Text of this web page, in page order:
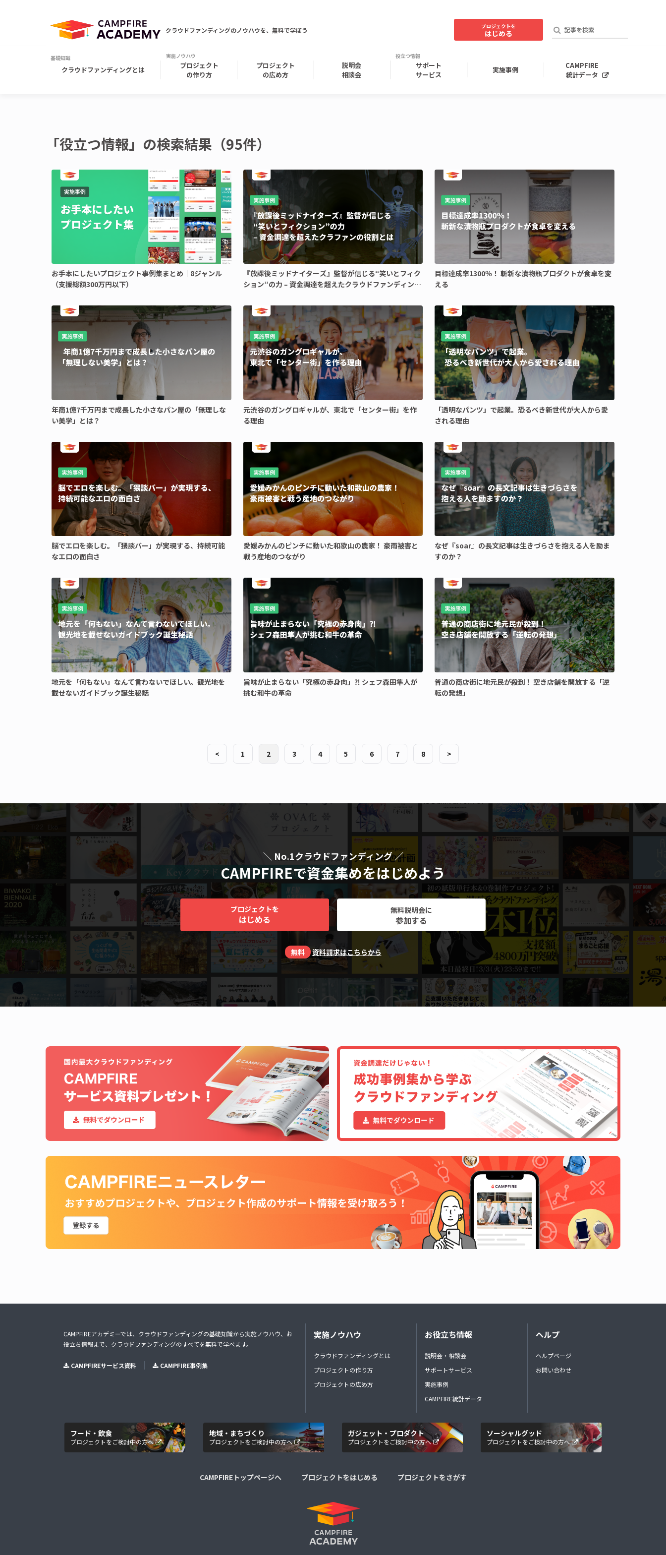
クラウドファンディングのノウハウを、無料で学ぼう プロジェクトを
はじめる
クラウドファンディングとは
プロジェクト
の作り方
プロジェクト
の広め方
説明会
相談会
サポート
サービス
実施事例
CAMPFIRE
統計データ
「役立つ情報」の検索結果（95件）
お手本にしたいプロジェクト事例集まとめ｜8ジャンル
（支援総額300万円以下）
『放課後ミッドナイターズ』監督が信じる“笑いとフィク
ション”の力 – 資金調達を超えたクラウドファンディング
目標達成率1300％！ 斬新な漬物瓶プロダクトが食卓を変
える
年商1億7千万円まで成長した小さなパン屋の「無理しな
い美学」とは？
元渋谷のガングロギャルが、東北で「センター街」を作
る理由
「透明なパンツ」で起業。恐るべき新世代が大人から愛
される理由
脳でエロを楽しむ。「猥談バー」が実現する、持続可能
なエロの面白さ
愛媛みかんのピンチに動いた和歌山の農家！ 豪雨被害と
戦う産地のつながり
なぜ『soar』の長文記事は生きづらさを抱える人を励ま
すのか？
地元を「何もない」なんて言わないでほしい。観光地を
載せないガイドブック誕生秘話
旨味が止まらない「究極の赤身肉」⁈ シェフ森田隼人が
挑む和牛の革命
普通の商店街に地元民が殺到！ 空き店舗を開放する「逆
転の発想」
< 1 2 3 4 5 6 7 8 >
＼ No.1クラウドファンディング ／
CAMPFIREで資金集めをはじめよう
プロジェクトを
はじめる
無料説明会に
参加する
無料 資料請求はこちらから
CAMPFIREアカデミーでは、クラウドファンディングの基礎知識から実施ノウハウ、お
役立ち情報まで、クラウドファンディングのすべてを無料で学べます。
CAMPFIREサービス資料 CAMPFIRE事例集
実施ノウハウ
クラウドファンディングとは
プロジェクトの作り方
プロジェクトの広め方
お役立ち情報
説明会・相談会
サポートサービス
実施事例
CAMPFIRE統計データ
ヘルプ
ヘルプページ
お問い合わせ
フード・飲食
プロジェクトをご検討中の方へ
地域・まちづくり
プロジェクトをご検討中の方へ
ガジェット・プロダクト
プロジェクトをご検討中の方へ
ソーシャルグッド
プロジェクトをご検討中の方へ
CAMPFIREトップページへ プロジェクトをはじめる プロジェクトをさがす